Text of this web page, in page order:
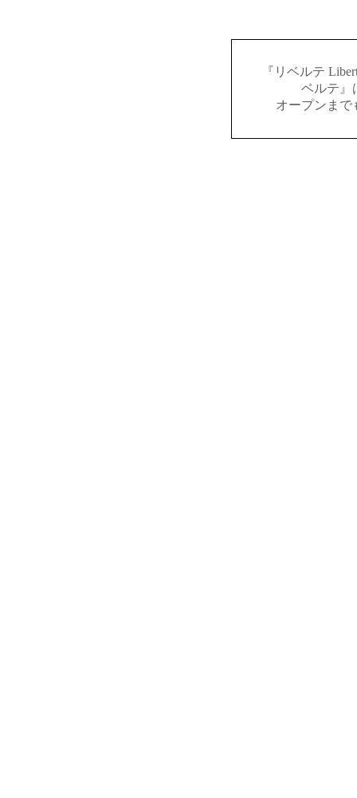
『リベルテ
ベルテ』
オープンまで